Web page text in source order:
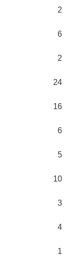
2
6
2
24
16
6
5
10
3
4
1